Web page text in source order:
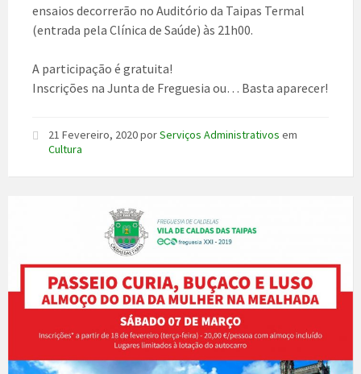
ensaios decorrerão no Auditório da Taipas Termal
(entrada pela Clínica de Saúde) às 21h00.
A participação é gratuita!
Inscrições na Junta de Freguesia ou… Basta aparecer!
21 Fevereiro, 2020porServiços Administrativos em
Cultura